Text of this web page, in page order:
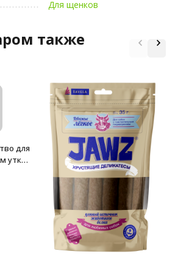
Для щенков
также
для
утки",